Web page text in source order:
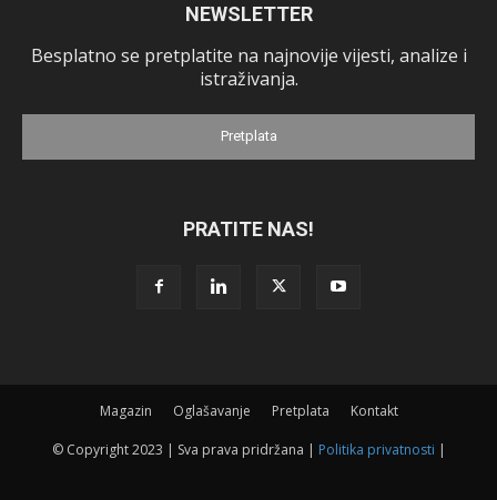
NEWSLETTER
Besplatno se pretplatite na najnovije vijesti, analize i
istraživanja.
Pretplata
PRATITE NAS!
Magazin Oglašavanje Pretplata Kontakt
© Copyright 2023 | Sva prava pridržana | Politika privatnosti |